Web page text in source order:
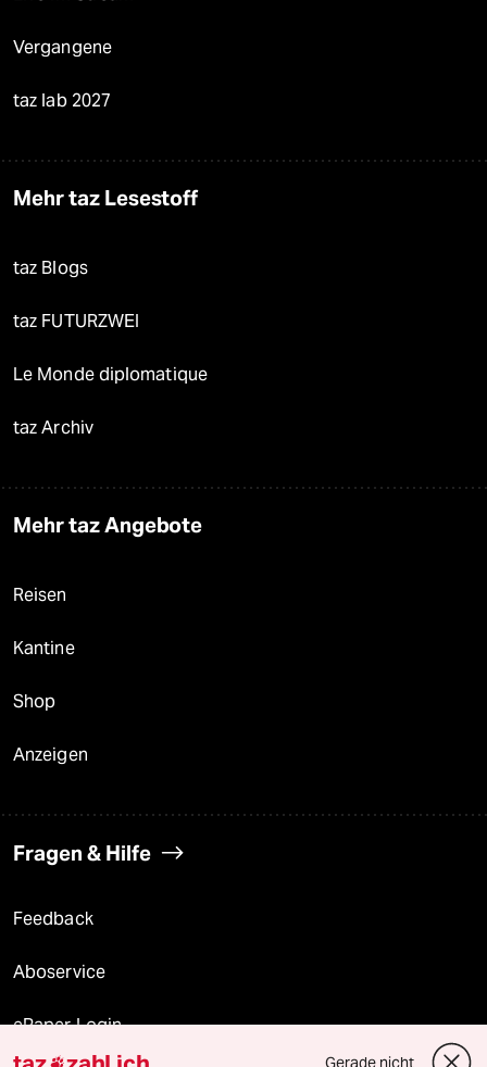
Vergangene
taz lab 2027
Mehr taz Lesestoff
taz Blogs
taz FUTURZWEI
Le Monde diplomatique
taz Archiv
Mehr taz Angebote
Reisen
Kantine
Shop
Anzeigen
Fragen & Hilfe
Feedback
Aboservice
ePaper Login
 Gerade nicht